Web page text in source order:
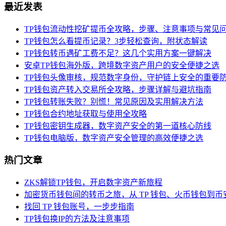
最近发表
TP钱包流动性挖矿提币全攻略，步骤、注意事项与常见
TP钱包怎么看提币记录？3步轻松查询，附状态解读
TP钱包转币遇矿工费不足？这几个实用方案一键解决
安卓TP钱包海外版，跨境数字资产用户的安全便捷之选
TP钱包头像审核，规范数字身份，守护链上安全的重要
TP钱包资产转入交易所全攻略，步骤详解与避坑指南
TP钱包转账失败？别慌！常见原因及实用解决方法
TP钱包合约地址获取与使用全攻略
TP钱包密钥生成器，数字资产安全的第一道核心防线
TP钱包电脑版，数字资产安全管理的高效便捷之选
热门文章
ZKS解锁TP钱包，开启数字资产新旅程
加密货币钱包间的转币之旅，从 TP 钱包、火币钱包到币
找回 TP 钱包账号，一步步指南
TP钱包换IP的方法及注意事项